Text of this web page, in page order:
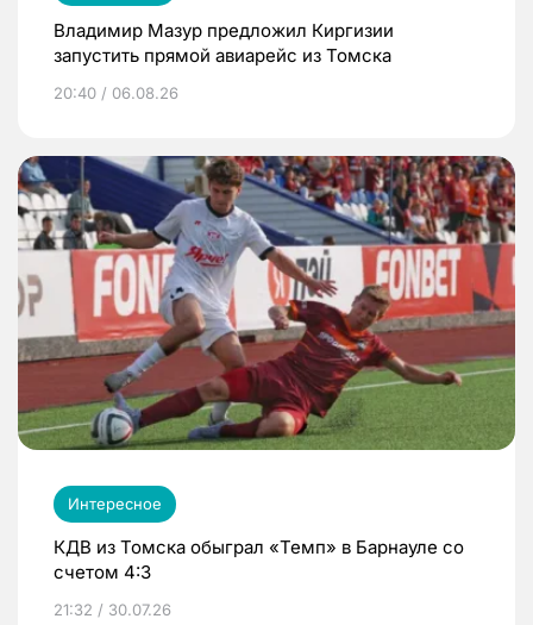
Владимир Мазур предложил Киргизии
запустить прямой авиарейс из Томска
20:40 / 06.08.26
Интересное
КДВ из Томска обыграл «Темп» в Барнауле со
счетом 4:3
21:32 / 30.07.26